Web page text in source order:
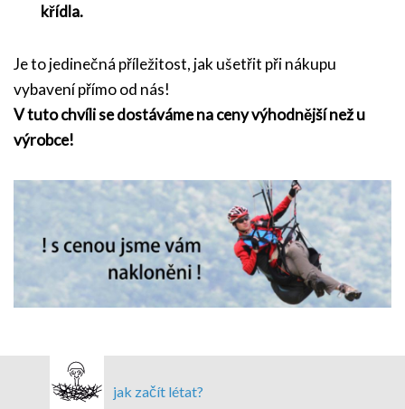
křídla.
Je to jedinečná příležitost, jak ušetřit při nákupu
vybavení přímo od nás!
V tuto chvíli se dostáváme na ceny výhodnější než u
výrobce!
jak začít létat?